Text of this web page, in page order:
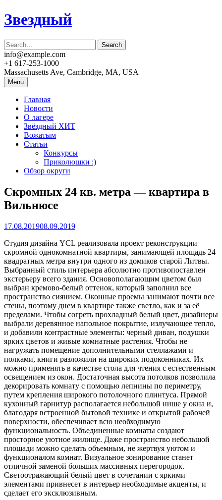
Skip
to
Звездный
info@example.com
+1 617-253-1000
Massachusetts Ave, Cambridge, MA, USA
Menu
Главная
Новости
О лагере
Звёздный ХИТ
Вожатым
Статьи
Конкурсы
Приколюшки :)
Обзор округи
Скромных 24 кв. метра — квартира в
Вильнюсе
17.08.201908.09.2019
Студия дизайна YCL реализовала проект реконструкции
скромной однокомнатной квартиры, занимающей площадь 24
квадратных метра внутри одного из домиков старой Литвы.
Выбранный стиль интерьера абсолютно противопоставлен
экстерьеру всего здания. Основополагающим цветом был
выбран кремово-белый оттенок, который заполнил все
пространство сиянием. Оконные проемы занимают почти все
стены, поэтому днем в квартире также светло, как и за её
пределами. Чтобы согреть прохладный белый цвет, дизайнеры
выбрали деревянное напольное покрытие, излучающее тепло,
и добавили контрастные элементы: черный диван, подушки
ярких цветов и живые комнатные растения. Чтобы не
нагружать помещение дополнительными стеллажами и
полками, книги разложили на широких подоконниках. Их
можно применять в качестве стола для чтения с естественным
освещением из окон. Достаточная высота потолков позволила
декорировать комнату с помощью лепнины по периметру,
путем крепления широкого потолочного плинтуса. Прямой
кухонный гарнитур располагается небольшой нише у окна и,
благодаря встроенной бытовой технике и открытой рабочей
поверхности, обеспечивает всю необходимую
функциональность. Объединенные комнаты создают
просторное уютное жилище. Даже пространство небольшой
площади можно сделать объемным, не жертвуя уютом и
функционалом комнат. Визуальное зонирование станет
отличной заменой больших массивных перегородок.
Светоотражающий белый цвет в сочетании с яркими
элементами привнесет в интерьер необходимые акценты, и
сделает его эксклюзивным.